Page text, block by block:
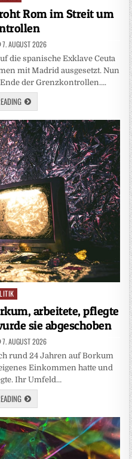
Rom im Streit um
7. AUGUST 2026
die spanische Exklave Ceuta
mit Madrid ausgesetzt. Nun
der Grenzkontrollen….
arbeitete, pflegte
sie abgeschoben
7. AUGUST 2026
rund 24 Jahren auf Borkum
Einkommen hatte und
Ihr Umfeld…